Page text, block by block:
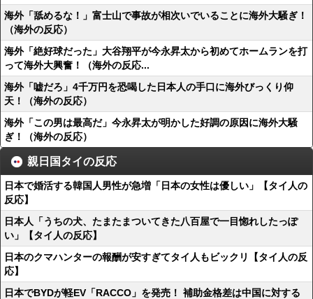
海外「舐めるな！」富士山で事故が相次いでいることに海外大騒ぎ！
（海外の反応）
海外「絶好球だった」大谷翔平が今永昇太から初めてホームランを打
って海外大興奮！（海外の反応...
海外「嘘だろ」4千万円を恐喝した日本人の手口に海外びっくり仰
天！（海外の反応）
海外「この男は最高だ」今永昇太が明かした好調の原因に海外大騒
ぎ！（海外の反応）
親日国タイの反応
日本で婚活する韓国人男性が急増「日本の女性は優しい」【タイ人の
反応】
日本人「うちの犬、たまたまついてきた八百屋で一目惚れしたっぽ
い」【タイ人の反応】
日本のクマハンターの報酬が安すぎてタイ人もビックリ【タイ人の反
応】
日本でBYDが軽EV「RACCO」を発売！ 補助金格差は中国に対する